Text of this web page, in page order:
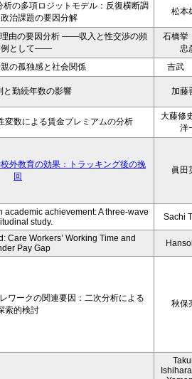
の多項ロジットモデル：反復横断調
治課題の要因分解
松本
由の要因分析 ——収入と性交渉の頻
例として——
石橋挙
忠
の孤独感と社会関係
吉武
勤続年数の影響 加藤
変数による賃金プレミアムの分析
大藤修
洋
外教育の効果：トラッキング後の挽
回
眞田
academic achievement: A three-wave
study.
Sachi
Care Workers’ Working Time and
Pay Gap
ワークの関連要因：二次分析による
索的検討
秋保